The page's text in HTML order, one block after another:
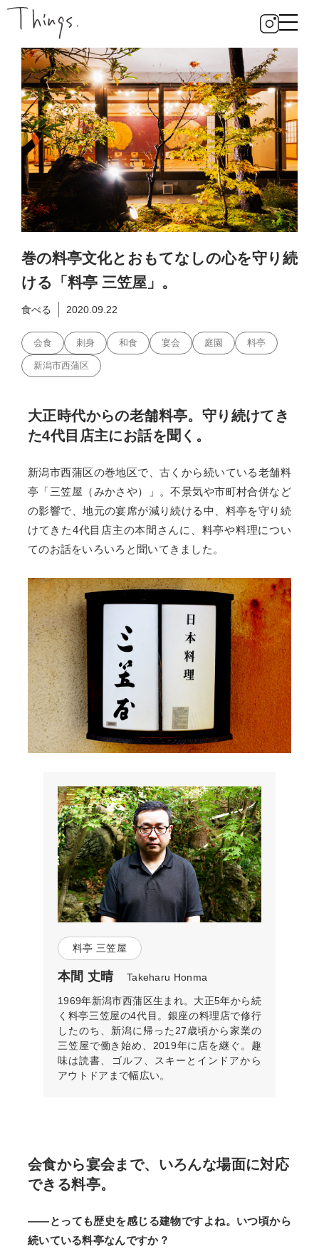
巻の料亭文化とおもてなしの心を守り続
ける「料亭 三笠屋」。
食べる 2020.09.22
会食 刺身 和食 宴会 庭園 料亭
新潟市西蒲区
大正時代からの老舗料亭。守り続けてき
た4代目店主にお話を聞く。
新潟市西蒲区の巻地区で、古くから続いている老舗料
亭「三笠屋（みかさや）」。不景気や市町村合併など
の影響で、地元の宴席が減り続ける中、料亭を守り続
けてきた4代目店主の本間さんに、料亭や料理につい
てのお話をいろいろと聞いてきました。
料亭 三笠屋
本間 丈晴 Takeharu Honma
1969年新潟市西蒲区生まれ。大正5年から続
く料亭三笠屋の4代目。銀座の料理店で修行
したのち、新潟に帰った27歳頃から家業の
三笠屋で働き始め、2019年に店を継ぐ。趣
味は読書、ゴルフ、スキーとインドアから
アウトドアまで幅広い。
会食から宴会まで、いろんな場面に対応
できる料亭。
——とっても歴史を感じる建物ですよね。いつ頃から
続いている料亭なんですか？